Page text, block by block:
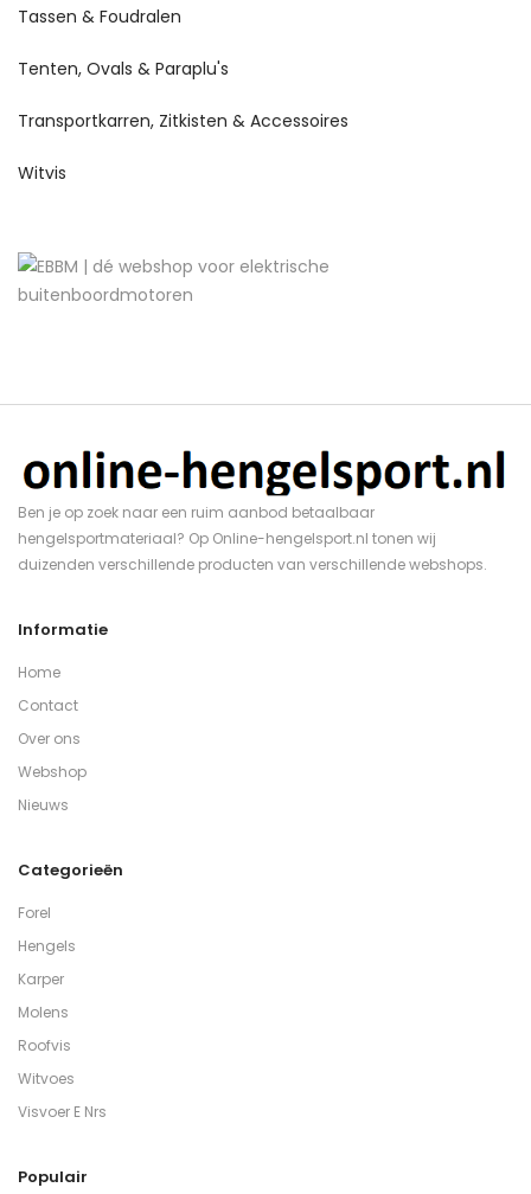
Tassen & Foudralen
Tenten, Ovals & Paraplu's
Transportkarren, Zitkisten & Accessoires
Witvis
Ben je op zoek naar een ruim aanbod betaalbaar
hengelsportmateriaal? Op Online-hengelsport.nl tonen wij
duizenden verschillende producten van verschillende webshops.
Informatie
Home
Contact
Over ons
Webshop
Nieuws
Categorieën
Forel
Hengels
Karper
Molens
Roofvis
Witvoes
Visvoer E Nrs
Populair